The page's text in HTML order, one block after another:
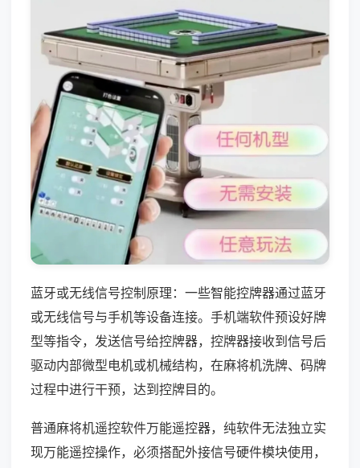
蓝牙或无线信号控制原理：一些智能控牌器通过蓝牙
或无线信号与手机等设备连接。手机端软件预设好牌
型等指令，发送信号给控牌器，控牌器接收到信号后
驱动内部微型电机或机械结构，在麻将机洗牌、码牌
过程中进行干预，达到控牌目的。
普通麻将机遥控软件万能遥控器，纯软件无法独立实
现万能遥控操作，必须搭配外接信号硬件模块使用，